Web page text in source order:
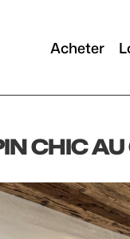
Acheter
CHIC